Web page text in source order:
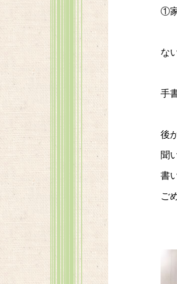
①
な
手
後
聞
書
ご